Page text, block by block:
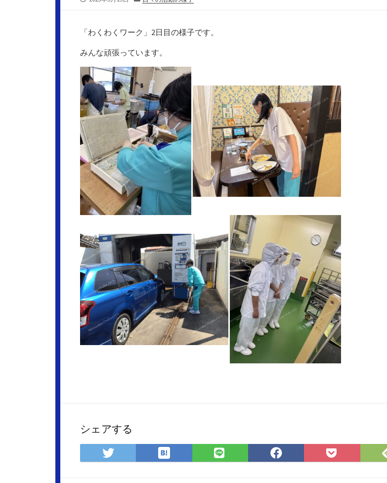
ー
「わくわくワーク」2日目の様子です。
みんな頑張っています。
シェアする
Twitter
で
は
て
LINE
で
Facebook
で
Pocket
に